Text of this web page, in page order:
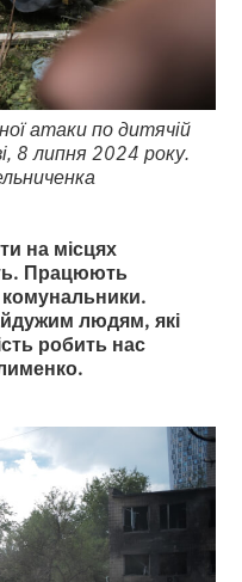
атаки по дитячій
8 липня 2024 року.
на місцях
Працюють
комунальники.
людям, які
робить нас